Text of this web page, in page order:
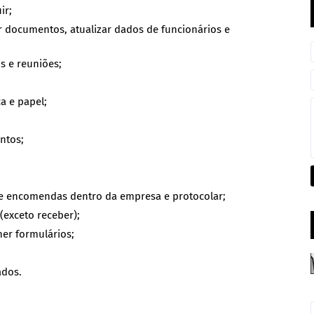
atualizar dados de funcionários e
e reuniões;
e papel;
dentro da empresa e protocolar;
receber);
formulários;